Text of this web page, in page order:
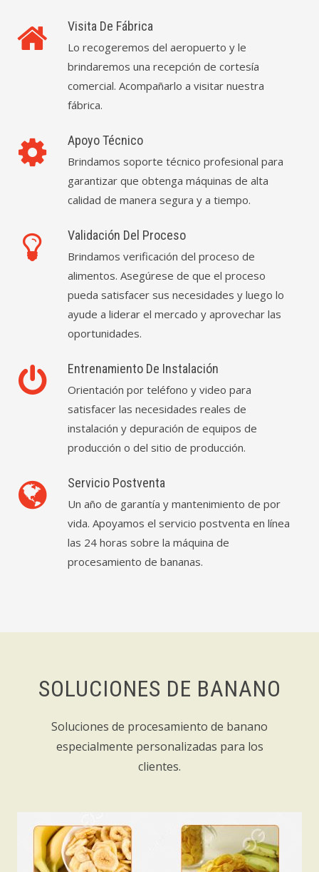
Visita De Fábrica
Lo recogeremos del aeropuerto y le
brindaremos una recepción de cortesía
comercial. Acompañarlo a visitar nuestra
fábrica.
Apoyo Técnico
Brindamos soporte técnico profesional para
garantizar que obtenga máquinas de alta
calidad de manera segura y a tiempo.
Validación Del Proceso
Brindamos verificación del proceso de
alimentos. Asegúrese de que el proceso
pueda satisfacer sus necesidades y luego lo
ayude a liderar el mercado y aprovechar las
oportunidades.
Entrenamiento De Instalación
Orientación por teléfono y video para
satisfacer las necesidades reales de
instalación y depuración de equipos de
producción o del sitio de producción.
Servicio Postventa
Un año de garantía y mantenimiento de por
vida. Apoyamos el servicio postventa en línea
las 24 horas sobre la máquina de
procesamiento de bananas.
SOLUCIONES DE BANANO
Soluciones de procesamiento de banano
especialmente personalizadas para los
clientes.